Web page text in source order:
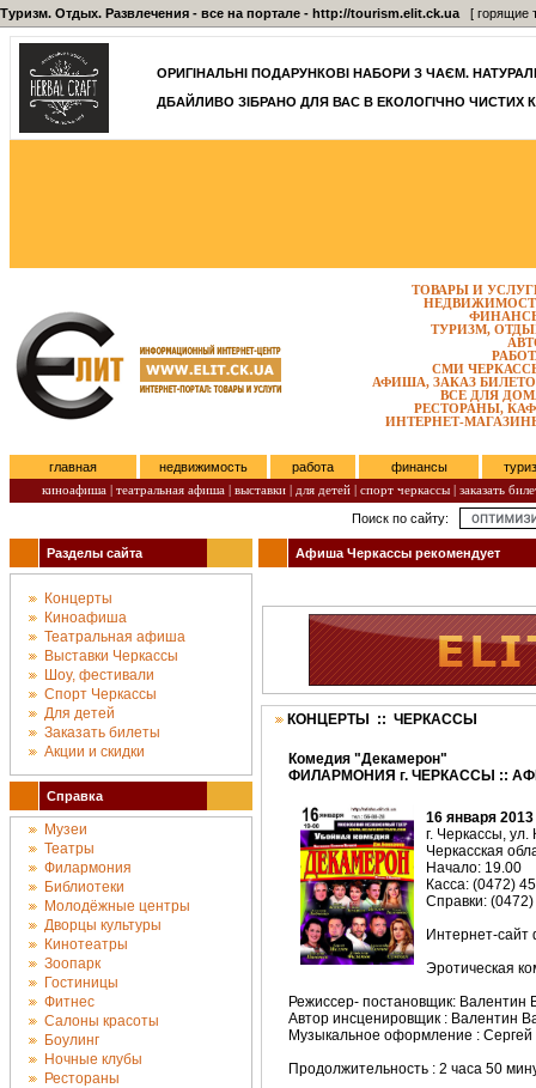
Туризм. Отдых. Развлечения - все на портале - http://tourism.elit.ck.ua [ горящие
ОРИГІНАЛЬНІ ПОДАРУНКОВІ НАБОРИ З ЧАЄМ.
ДБАЙЛИВО ЗІБРАНО ДЛЯ ВАС В ЕКОЛОГІЧНО ЧИСТИХ
ТОВАРЫ И
ТУРИЗМ,
СМИ
АФИША, ЗАКАЗ
ВСЕ ДЛЯ
РЕСТОРАНЫ,
ИНТЕРНЕТ-
главная недвижимость работа финансы
киноафиша | театральная афиша | выставки | для детей | спорт черкассы | заказать
Поиск по сайту:
Разделы сайта
Концерты
Киноафиша
Театральная афиша
Выставки Черкассы
Шоу, фестивали
Спорт Черкассы
Для детей
Заказать билеты
Акции и скидки
Справка
Музеи
Театры
Филармония
Библиотеки
Молодёжные центры
Дворцы культуры
Кинотеатры
Зоопарк
Гостиницы
Фитнес
Салоны красоты
Боулинг
Ночные клубы
Рестораны
Афиша Черкассы рекомендует
КОНЦЕРТЫ :: ЧЕРКАССЫ
Комедия "Декамерон"
ФИЛАРМОНИЯ г. ЧЕРКАССЫ ::
16 января 2013
г. Черкассы,
Черкасская
Начало: 19.00
Касса: (0472)
Справки:
Интернет-
Эротическая
Режиссер- постановщик: Валентин
Автор инсценировщик : Валентин
Музыкальное оформление : Сергей
Продолжительность : 2 часа 50